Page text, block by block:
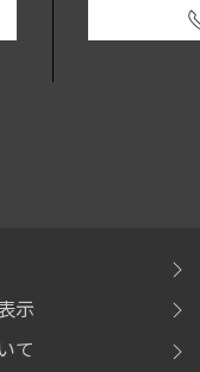
示
て